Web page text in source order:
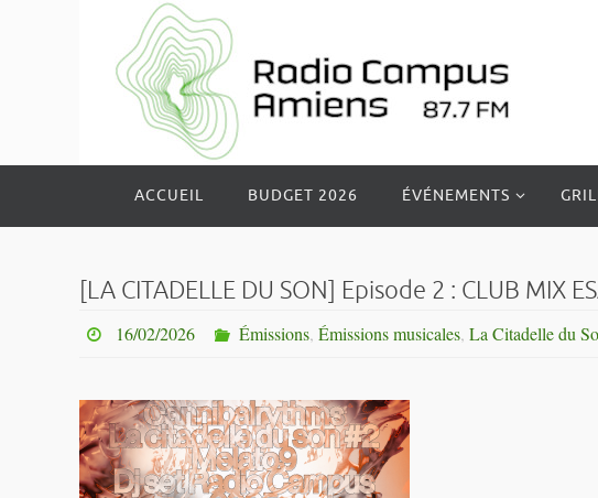
le
ACCUEIL BUDGET 2026 ÉVÉNEMENTS
[LA CITADELLE DU SON] Episode 2 : CLUB MIX
16/02/2026 Émissions, Émissions musicales, La Citadelle du